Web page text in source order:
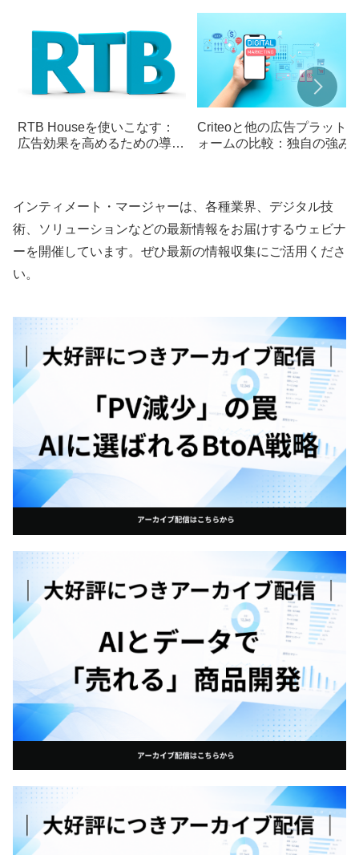
RTB Houseを使いこなす：
広告効果を高めるための導入
Criteoと他の広告プラットフ
ォームの比較：独自の強み
インティメート・マージャーは、各種業界、デジタル技
術、ソリューションなどの最新情報をお届けするウェビナ
ーを開催しています。ぜひ最新の情報収集にご活用くださ
い。